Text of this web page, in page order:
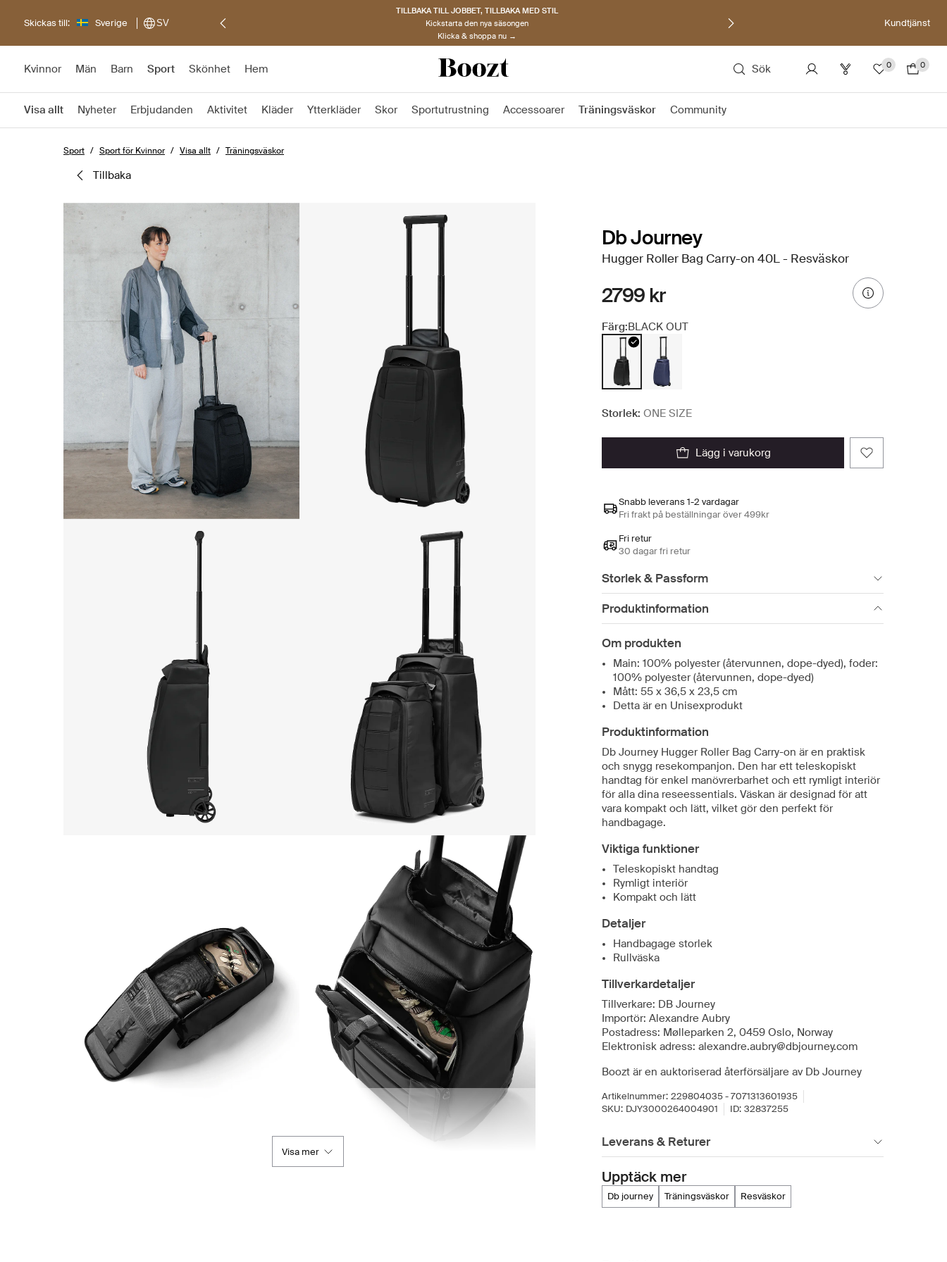
Skickas till: Sverige SV
TILLBAKA TILL JOBBET, TILLBAKA MED STIL
Kickstarta den nya säsongen
Klicka & shoppa nu →
Kundtjänst
Kvinnor Män Barn Sport Skönhet Hem Sök 0 0
Visa allt Nyheter Erbjudanden Aktivitet Kläder Ytterkläder Skor Sportutrustning Accessoarer Träningsväskor Community
Sport Sport för Kvinnor Visa allt Träningsväskor
tillbaka
Visa mer
Db Journey
Hugger Roller Bag Carry-on 40L - Resväskor
2799 kr
Färg:BLACK OUT
Storlek: ONE SIZE
lägg i varukorg
Snabb leverans 1-2 vardagar
Fri frakt på beställningar över 499kr
Fri retur
30 dagar fri retur
Storlek & Passform
Produktinformation
Om produkten
Main: 100% polyester (återvunnen, dope-dyed), foder:
100% polyester (återvunnen, dope-dyed)
Mått: 55 x 36,5 x 23,5 cm
Detta är en Unisexprodukt
Produktinformation
Db Journey Hugger Roller Bag Carry-on är en praktisk
och snygg resekompanjon. Den har ett teleskopiskt
handtag för enkel manövrerbarhet och ett rymligt interiör
för alla dina reseessentials. Väskan är designad för att
vara kompakt och lätt, vilket gör den perfekt för
handbagage.
Viktiga funktioner
Teleskopiskt handtag
Rymligt interiör
Kompakt och lätt
Detaljer
Handbagage storlek
Rullväska
Tillverkardetaljer
Tillverkare: DB Journey
Importör: Alexandre Aubry
Postadress: Mølleparken 2, 0459 Oslo, Norway
Elektronisk adress: alexandre.aubry@dbjourney.com
Boozt är en auktoriserad återförsäljare av Db Journey
Artikelnummer: 229804035 - 7071313601935
SKU: DJY3000264004901 ID: 32837255
Leverans & Returer
Upptäck mer
db journey träningsväskor resväskor